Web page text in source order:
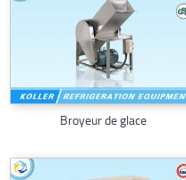
Broyeur de glace